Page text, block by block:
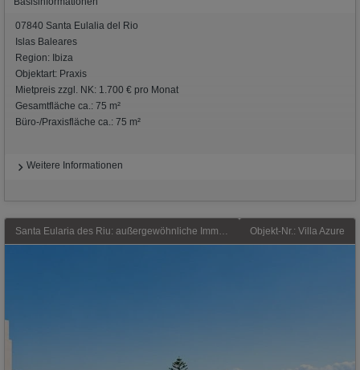
07840 Santa Eulalia del Rio
Islas Baleares
Region: Ibiza
Objektart: Praxis
Mietpreis zzgl. NK: 1.700 € pro Monat
Gesamtfläche ca.: 75 m²
Büro-/Praxisfläche ca.: 75 m²
Weitere Informationen
Santa Eularia des Riu: außergewöhnliche Immobilien, die sich Inmobilie zum verkauf die aufzeichnet dadurch, dass jedes Detail mit Bedacht konzipiert wurde. In Siesta, Ibiza Objekt-Nr.: Villa Azure